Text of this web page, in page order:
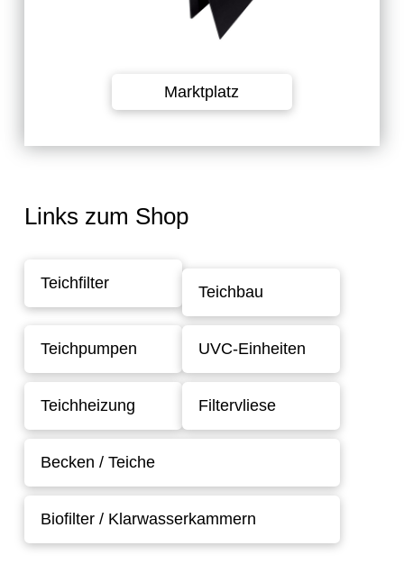
Marktplatz
Links zum Shop
Teichfilter Teichbau
Teichpumpen UVC-Einheiten
Teichheizung Filtervliese
Becken / Teiche
Biofilter / Klarwasserkammern